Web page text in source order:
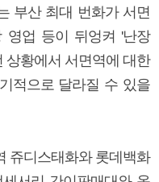
부산 최대 번화가 서면
영업 등이 뒤엉켜 '난장
상황에서 서면역에 대한
적으로 달라질 수 있을
쥬디스태화와 롯데백화